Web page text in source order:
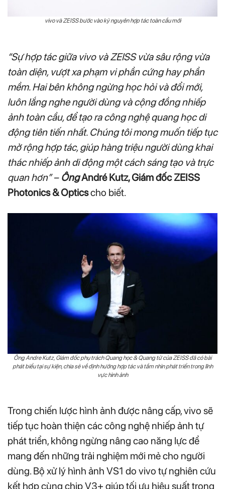
vivo và ZEISS bước vào kỷ nguyên hợp tác toàn cầu mới
“Sự hợp tác giữa vivo và ZEISS vừa sâu rộng vừa
toàn diện, vượt xa phạm vi phần cứng hay phần
mềm. Hai bên không ngừng học hỏi và đổi mới,
luôn lắng nghe người dùng và cộng đồng nhiếp
ảnh toàn cầu, để tạo ra công nghệ quang học di
động tiên tiến nhất. Chúng tôi mong muốn tiếp tục
mở rộng hợp tác, giúp hàng triệu người dùng khai
thác nhiếp ảnh di động một cách sáng tạo và trực
quan hơn” – ÔngAndré Kutz, Giám đốc ZEISS
Photonics & Opticscho biết.
Ông Andre Kutz, Giám đốc phụ trách Quang học & Quang tử của ZEISS đã có bài
phát biểu tại sự kiện, chia sẻ về định hướng hợp tác và tầm nhìn phát triển trong lĩnh
vực hình ảnh
Trong chiến lược hình ảnh được nâng cấp, vivo sẽ
tiếp tục hoàn thiện các công nghệ nhiếp ảnh tự
phát triển, không ngừng nâng cao năng lực để
mang đến những trải nghiệm mới mẻ cho người
dùng. Bộ xử lý hình ảnh VS1 do vivo tự nghiên cứu
kết hợp cùng chip V3+ giúp tối ưu hiệu suất trong